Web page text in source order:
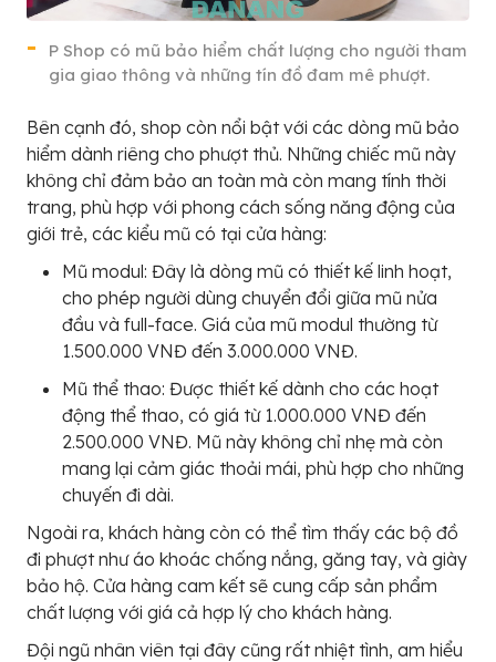
P Shop có mũ bảo hiểm chất lượng cho người tham
gia giao thông và những tín đồ đam mê phượt.
Bên cạnh đó, shop còn nổi bật với các dòng mũ bảo
hiểm dành riêng cho phượt thủ. Những chiếc mũ này
không chỉ đảm bảo an toàn mà còn mang tính thời
trang, phù hợp với phong cách sống năng động của
giới trẻ, các kiểu mũ có tại cửa hàng:
Mũ modul: Đây là dòng mũ có thiết kế linh hoạt,
cho phép người dùng chuyển đổi giữa mũ nửa
đầu và full-face. Giá của mũ modul thường từ
1.500.000 VNĐ đến 3.000.000 VNĐ.
Mũ thể thao: Được thiết kế dành cho các hoạt
động thể thao, có giá từ 1.000.000 VNĐ đến
2.500.000 VNĐ. Mũ này không chỉ nhẹ mà còn
mang lại cảm giác thoải mái, phù hợp cho những
chuyến đi dài.
Ngoài ra, khách hàng còn có thể tìm thấy các bộ đồ
đi phượt như áo khoác chống nắng, găng tay, và giày
bảo hộ. Cửa hàng cam kết sẽ cung cấp sản phẩm
chất lượng với giá cả hợp lý cho khách hàng.
Đội ngũ nhân viên tại đây cũng rất nhiệt tình, am hiểu